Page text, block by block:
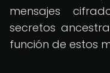
mensajes
secretos
función de estos